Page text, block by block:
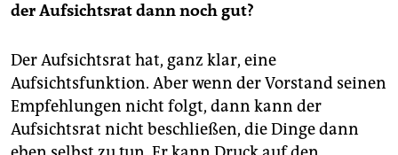
der Aufsichtsrat dann noch gut?
Der Aufsichtsrat hat, ganz klar, eine
Aufsichtsfunktion. Aber wenn der Vorstand seinen
Empfehlungen nicht folgt, dann kann der
Aufsichtsrat nicht beschließen, die Dinge dann